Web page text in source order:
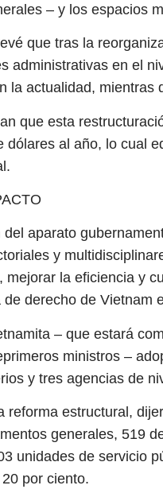
– y los espacios
que tras la
administrativas en el
la actualidad,
que esta
dólares al año, lo cual
aparato
y
mejorar la eficiencia y
derecho de Vietnam
– que estará
ministros –
y tres agencias de
reforma estructural,
generales, 519
unidades de servicio
por ciento.